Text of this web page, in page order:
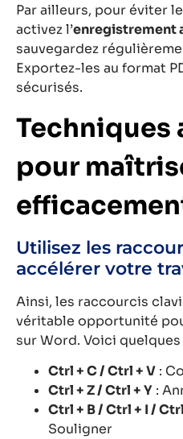
Par ailleurs, pour éviter
activez l’enregistrement
sauvegardez
Exportez-les au format
sécurisés.
Techniques
pour
Utilisez les
accélérer votre
Ainsi, les raccourcis
véritable opportunité
sur Word. Voici
Ctrl + C / Ctrl + V :
Ctrl + Z / Ctrl + Y :
Ctrl + B / Ctrl + I /
Souligner